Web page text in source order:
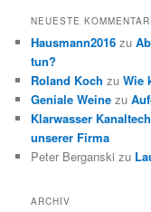
NEUESTE
Hausmann2016 zu
tun?
Roland Koch zuWie
Geniale Weine zu
Klarwasser
unserer Firma
Peter Berganski zu
ARCHIV